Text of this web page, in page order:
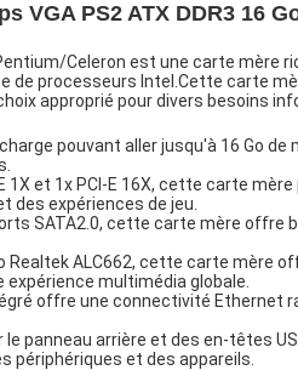
VGA PS2 ATX DDR3 16
Celeron est une carte
de processeurs Intel.Cette carte
approprié pour divers besoins
pouvant aller jusqu'à 16 Go
1X et 1x PCI-E 16X, cette carte
expériences de jeu.
SATA2.0, cette carte mère offre
Realtek ALC662, cette carte mère
multimédia globale.
offre une connectivité
panneau arrière et des en-têtes
périphériques et des appareils.